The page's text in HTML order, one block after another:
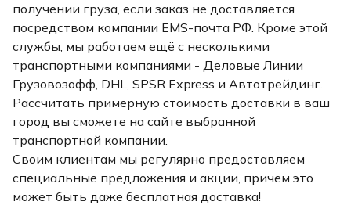
получении груза, если заказ не доставляется
посредством компании EMS-почта РФ. Кроме этой
службы, мы работаем ещё с несколькими
транспортными компаниями - Деловые Линии
Грузовозофф, DHL, SPSR Express и Автотрейдинг.
Рассчитать примерную стоимость доставки в ваш
город вы сможете на сайте выбранной
транспортной компании.
Своим клиентам мы регулярно предоставляем
специальные предложения и акции, причём это
может быть даже бесплатная доставка!